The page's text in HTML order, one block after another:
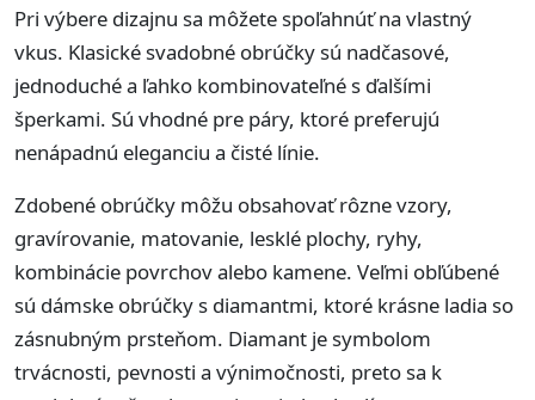
Pri výbere dizajnu sa môžete spoľahnúť na vlastný
vkus. Klasické svadobné obrúčky sú nadčasové,
jednoduché a ľahko kombinovateľné s ďalšími
šperkami. Sú vhodné pre páry, ktoré preferujú
nenápadnú eleganciu a čisté línie.
Zdobené obrúčky môžu obsahovať rôzne vzory,
gravírovanie, matovanie, lesklé plochy, ryhy,
kombinácie povrchov alebo kamene. Veľmi obľúbené
sú dámske obrúčky s diamantmi, ktoré krásne ladia so
zásnubným prsteňom. Diamant je symbolom
trvácnosti, pevnosti a výnimočnosti, preto sa k